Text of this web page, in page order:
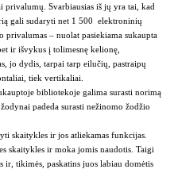
privalumų. Svarbiausias iš jų yra tai, kad
gali sudaryti net 1 500 elektroninių
– nuolat pasiekiama sukaupta
ir išvykus į tolimesnę kelionę,
jo dydis, tarpai tarp eilučių, pastraipų
tiek vertikaliai.
bibliotekoje galima surasti norimą
padeda surasti nežinomo žodžio
skaitykles ir jos atliekamas funkcijas.
skaitykles ir moka jomis naudotis. Taigi
tikimės, paskatins juos labiau domėtis